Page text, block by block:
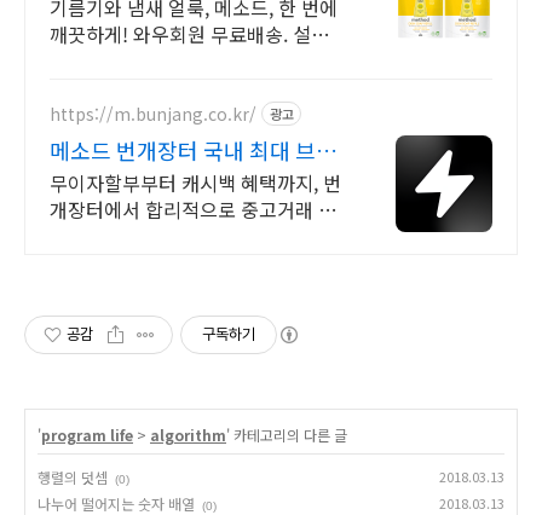
기름기와 냄새 얼룩, 메소드, 한 번에
깨끗하게! 와우회원 무료배송. 설거지
https://m.bunjang.co.kr/ 광고
메소드 번개장터 국내 최대 브랜
드 중고거래
무이자할부부터 캐시백 혜택까지, 번
개장터에서 합리적으로 중고거래 하
공감 구독하기
'program life > algorithm' 카테고리의 다른 글
행렬의 덧셈 (0) 2018.03.13
나누어 떨어지는 숫자 배열 (0) 2018.03.13